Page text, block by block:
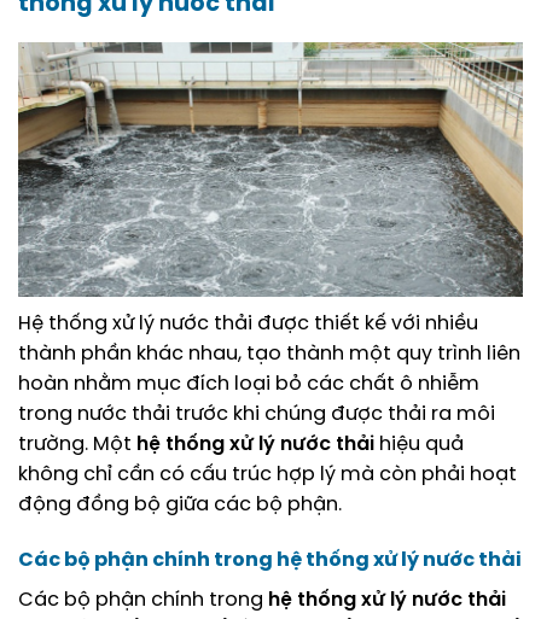
Hệ thống xử lý nước thải được thiết kế với nhiều
thành phần khác nhau, tạo thành một quy trình liên
hoàn nhằm mục đích loại bỏ các chất ô nhiễm
trong nước thải trước khi chúng được thải ra môi
trường. Một hệ thống xử lý nước thải hiệu quả
không chỉ cần có cấu trúc hợp lý mà còn phải hoạt
động đồng bộ giữa các bộ phận.
Các bộ phận chính trong hệ thống xử lý nước thải
Các bộ phận chính trong hệ thống xử lý nước thải